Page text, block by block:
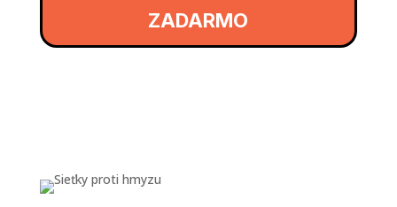
ZADARMO